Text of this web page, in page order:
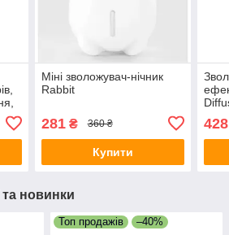
Міні зволожувач-нічник
Rabbit
281₴ 360 ₴
Купити
428
та новинки
Топ продажів –40%